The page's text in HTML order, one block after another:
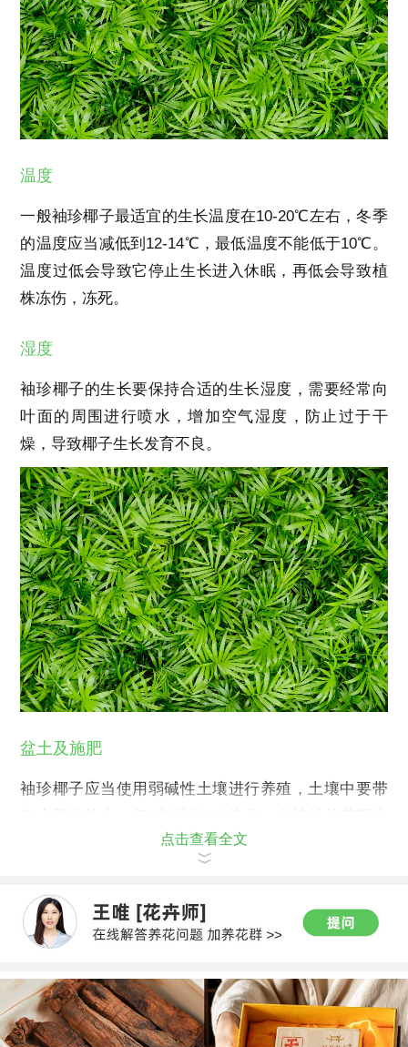
温度
一般袖珍椰子最适宜的生长温度在10-20℃左右，冬季
的温度应当减低到12-14℃，最低温度不能低于10℃。
温度过低会导致它停止生长进入休眠，再低会导致植
株冻伤，冻死。
湿度
袖珍椰子的生长要保持合适的生长湿度，需要经常向
叶面的周围进行喷水，增加空气湿度，防止过于干
燥，导致椰子生长发育不良。
盆土及施肥
袖珍椰子应当使用弱碱性土壤进行养殖，土壤中要带
长的春秋季节需要施加3-4次的稀薄液肥。
点击查看全文